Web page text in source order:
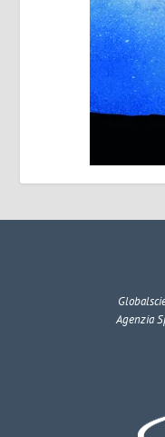
Agenzia